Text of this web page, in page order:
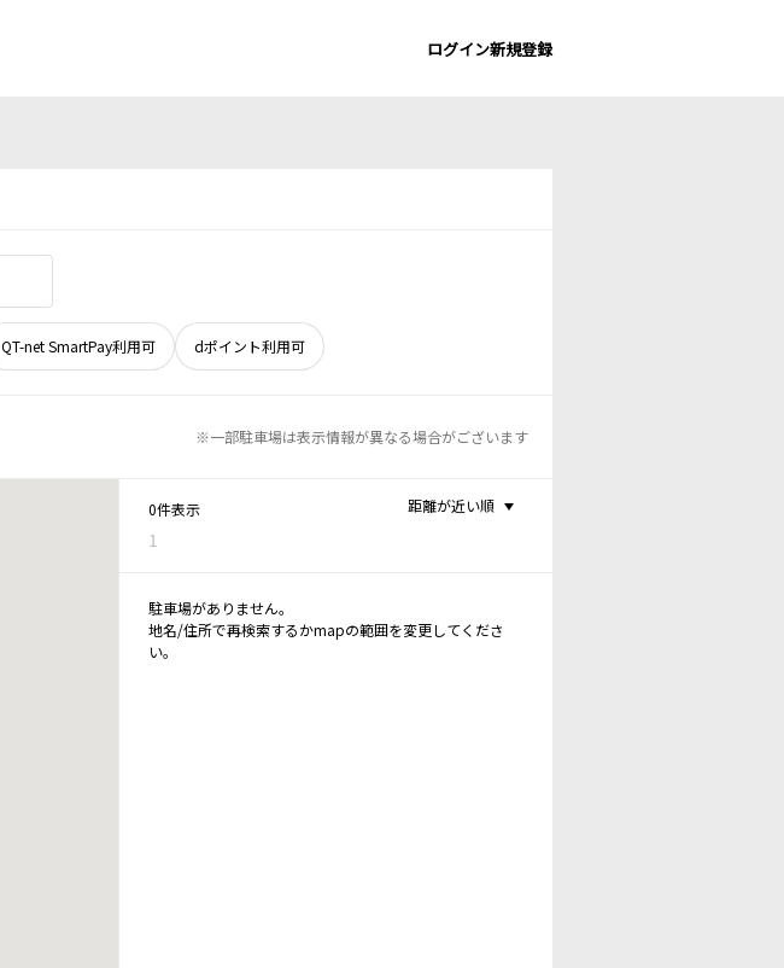
ログイン新規登録
QT-net SmartPay利用可 dポイント利用可
※一部駐車場は表示情報が異なる場合がございます
0件表示
1
距離が近い順
駐車場がありません。
地名/住所で再検索するかmapの範囲を変更してくださ
い。